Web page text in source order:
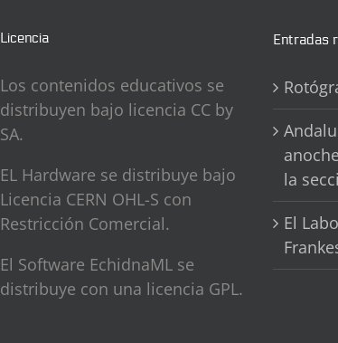
Licencia
Los contenidos educativos se
distribuyen bajo licencia CC by
SA.
EL Hardware se distribuye bajo
Licencia CERN OHL-S con
Restricción Comercial.
El Software EchidnaML se
distribuye con una licencia GPL.
Entradas
la
El